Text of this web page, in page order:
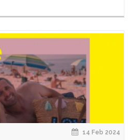
14 Feb 2024